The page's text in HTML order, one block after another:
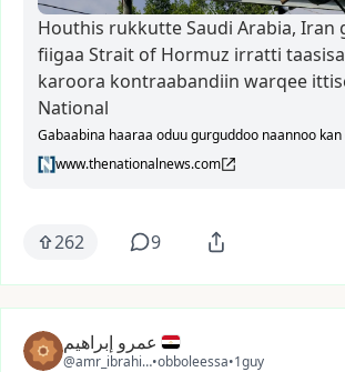
Houthis rukkutte Saudi Arabia, Iran
fiigaa Strait of Hormuz irratti
karoora kontraabandiin warqee
National
Gabaabina haaraa oduu gurguddoo naannoo
www.thenationalnews.com
262 9
عمرو إبراهيم
@amr_ibrahim1
•obboleessa•1guy